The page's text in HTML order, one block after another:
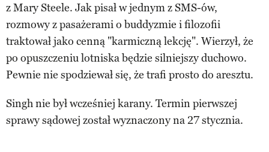
z Mary Steele. Jak pisał w jednym z SMS-ów,
rozmowy z pasażerami o buddyzmie i filozofii
traktował jako cenną "karmiczną lekcję". Wierzył, że
po opuszczeniu lotniska będzie silniejszy duchowo.
Pewnie nie spodziewał się, że trafi prosto do aresztu.
Singh nie był wcześniej karany. Termin pierwszej
sprawy sądowej został wyznaczony na 27 stycznia.